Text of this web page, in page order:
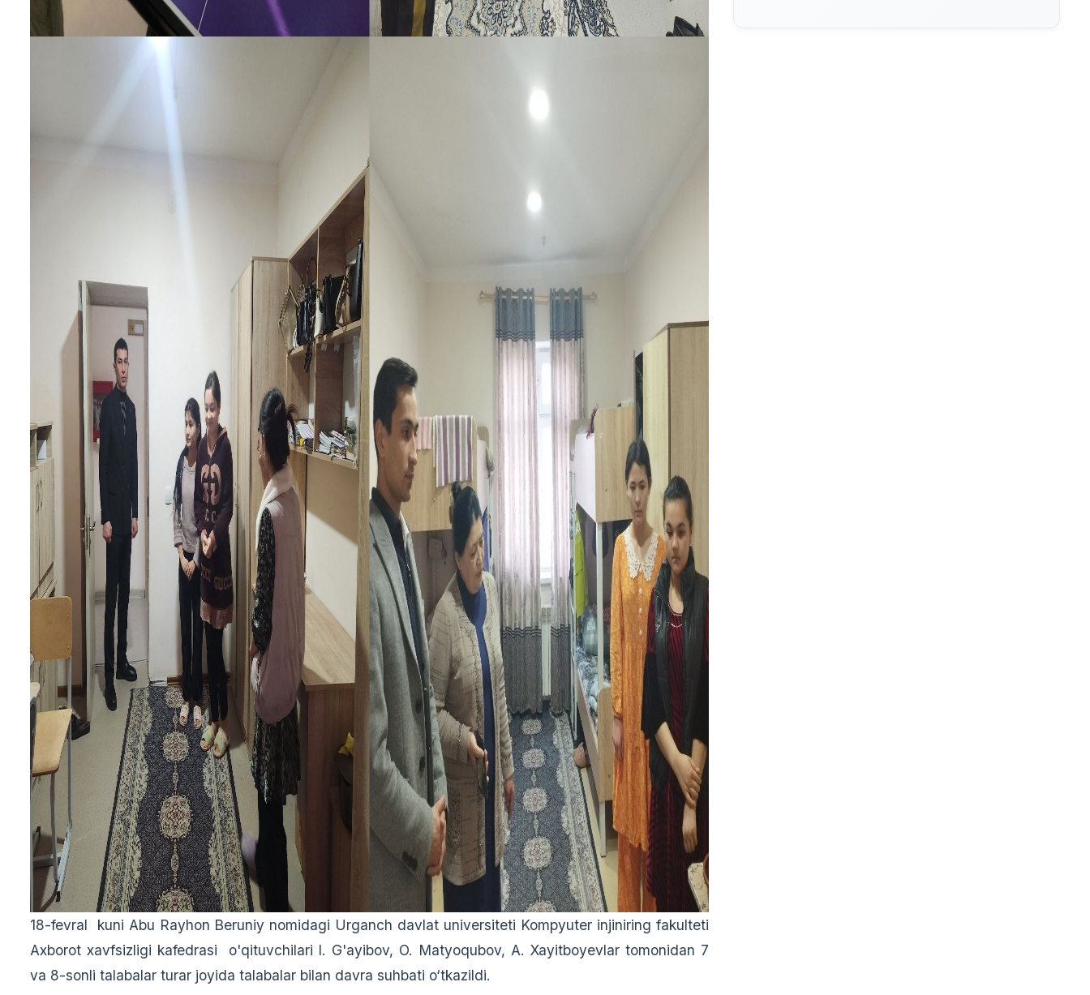
18-fevral kuni Abu Rayhon Beruniy nomidagi Urganch davlat universiteti Kompyuter injiniring fakulteti
Axborot xavfsizligi kafedrasi o'qituvchilari I. G'ayibov, O. Matyoqubov, A. Xayitboyevlar tomonidan 7
va 8-sonli talabalar turar joyida talabalar bilan davra suhbati o‘tkazildi.